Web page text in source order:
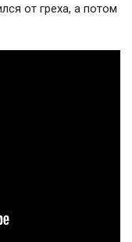
от греха, а потом